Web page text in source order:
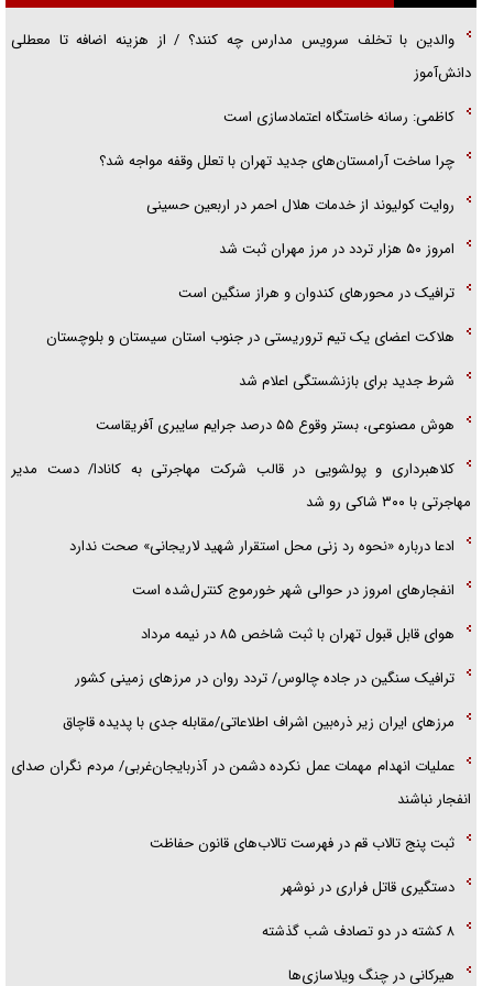
اهل خدمت بی‌منت بود
جزئیات شکنجه‌هایم فراتر از آن است که در بیان بگنجد!
گزارش «جوان» از قوانین سخت‌گیرانه ۶ قاره در برابر یورش به پاسگاه‌های
والدین با تخلف سرویس مدارس چه کنند؟ / از هزینه اضافه تا معطلی
دانش‌آموز
کاظمی: رسانه خاستگاه اعتمادسازی است
چرا ساخت آرامستان‌های جدید تهران با تعلل وقفه مواجه شد؟
روایت کولیوند از خدمات هلال احمر در اربعین حسینی
امروز ۵۰ هزار تردد در مرز مهران ثبت شد
ترافیک در محور‌های کندوان و هراز سنگین است
هلاکت اعضای یک تیم تروریستی در جنوب استان سیستان و بلوچستان
شرط جدید برای بازنشستگی اعلام شد
هوش مصنوعی، بستر وقوع ۵۵ درصد جرایم سایبری آفریقاست
کلاهبرداری و پولشویی در قالب شرکت مهاجرتی به کانادا/ دست مدیر
مهاجرتی با ۳۰۰ شاکی رو شد
ادعا درباره «نحوه رد زنی محل استقرار شهید لاریجانی» صحت ندارد
انفجار‌های امروز در حوالی شهر خورموج کنترل‌شده است
هوای قابل قبول تهران با ثبت شاخص ۸۵ در نیمه مرداد
ترافیک سنگین در جاده چالوس/ تردد روان در مرز‌های زمینی کشور
مرز‌های ایران زیر ذره‌بین اشراف اطلاعاتی/مقابله جدی با پدیده قاچاق
عملیات انهدام مهمات عمل نکرده دشمن در آذربایجان‌غربی/ مردم نگران صدای
انفجار نباشند
ثبت پنج تالاب قم در فهرست تالاب‌های قانون حفاظت
دستگیری قاتل فراری در نوشهر
۸ کشته در دو تصادف شب گذشته
هیرکانی در چنگ ویلاسازی‌ها